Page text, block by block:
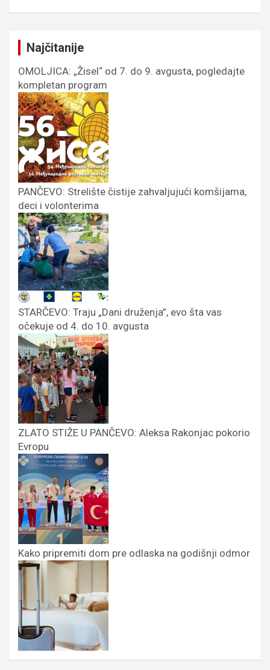
Najčitanije
OMOLJICA: „Žisel“ od 7. do 9. avgusta, pogledajte
kompletan program
PANČEVO: Strelište čistije zahvaljujući komšijama,
deci i volonterima
STARČEVO: Traju „Dani druženja”, evo šta vas
očekuje od 4. do 10. avgusta
ZLATO STIŽE U PANČEVO: Aleksa Rakonjac pokorio
Evropu
Kako pripremiti dom pre odlaska na godišnji odmor